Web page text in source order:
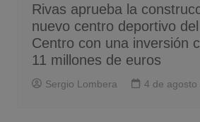
Rivas aprueba la
nuevo centro deportivo
Centro con una inversión
11 millones de euros
Sergio Lombera 4 de agosto